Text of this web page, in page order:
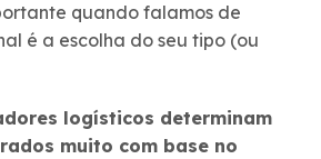
quando falamos de
é a escolha do seu tipo (ou
logísticos determinam
muito com base no